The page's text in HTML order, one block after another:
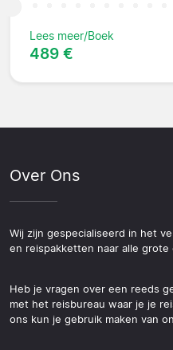
Lees meer/Boek
489 €
Over Ons
Wij zijn gespecialiseerd in het
en reispakketten naar alle grote
Heb je vragen over een reeds
met het reisbureau waar je je
ons kun je gebruik maken van